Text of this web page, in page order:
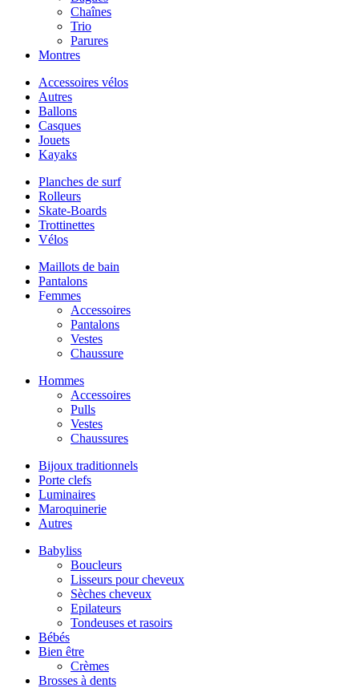
Chaînes
Trio
Parures
Montres
Accessoires vélos
Autres
Ballons
Casques
Jouets
Kayaks
Planches de surf
Rolleurs
Skate-Boards
Trottinettes
Vélos
Maillots de bain
Pantalons
Femmes
Accessoires
Pantalons
Vestes
Chaussure
Hommes
Accessoires
Pulls
Vestes
Chaussures
Bijoux traditionnels
Porte clefs
Luminaires
Maroquinerie
Autres
Babyliss
Boucleurs
Lisseurs pour cheveux
Sèches cheveux
Epilateurs
Tondeuses et rasoirs
Bébés
Bien être
Crèmes
Brosses à dents